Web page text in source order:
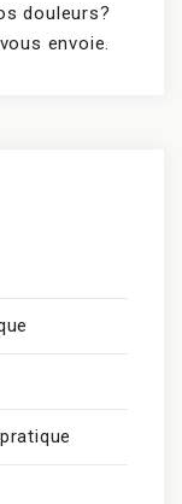
douleurs?
envoie.